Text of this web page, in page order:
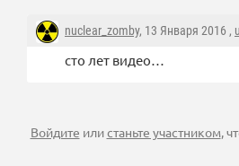
nuclear_zomby, 13 Января 2016 ,
сто лет видео…
Войдите илистаньте участником,